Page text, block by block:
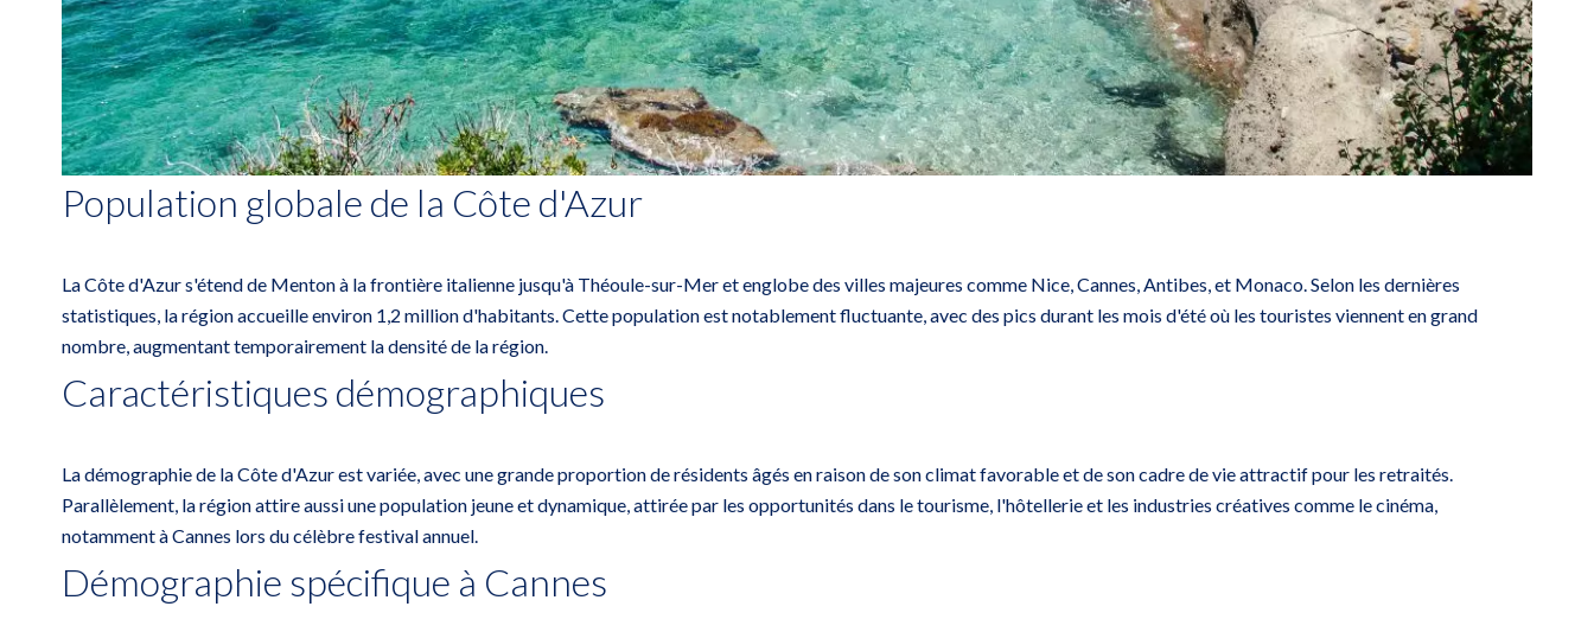
Population globale de la Côte d'Azur
La Côte d'Azur s'étend de Menton à la frontière italienne jusqu'à Théoule-sur-Mer et englobe des villes majeures comme Nice, Cannes, Antibes, et Monaco. Selon les dernières
statistiques, la région accueille environ 1,2 million d'habitants. Cette population est notablement fluctuante, avec des pics durant les mois d'été où les touristes viennent en grand
nombre, augmentant temporairement la densité de la région.
Caractéristiques démographiques
La démographie de la Côte d'Azur est variée, avec une grande proportion de résidents âgés en raison de son climat favorable et de son cadre de vie attractif pour les retraités.
Parallèlement, la région attire aussi une population jeune et dynamique, attirée par les opportunités dans le tourisme, l'hôtellerie et les industries créatives comme le cinéma,
notamment à Cannes lors du célèbre festival annuel.
Démographie spécifique à Cannes